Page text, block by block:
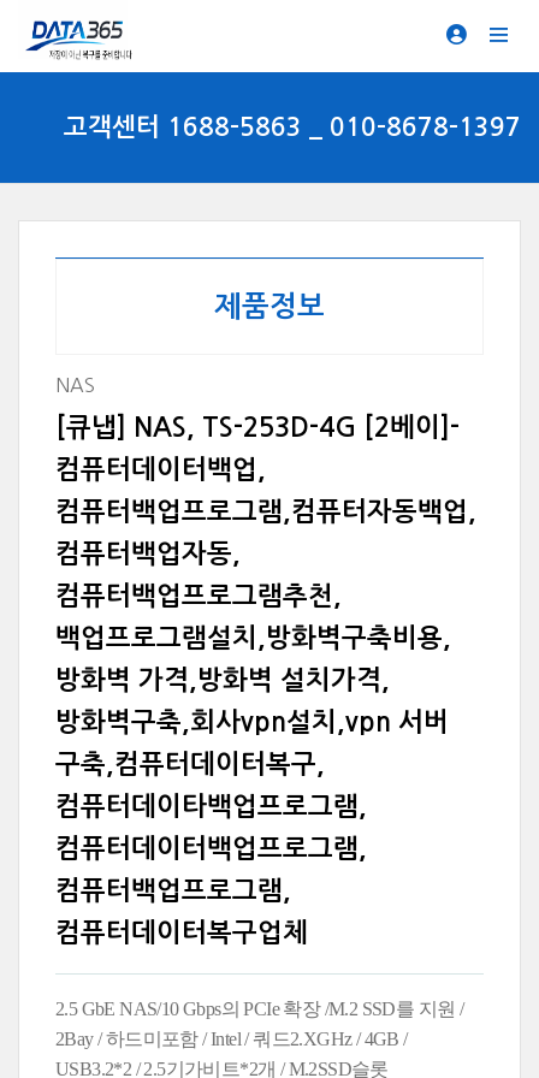
고객센터 1688-5863 _ 010-8678-1397
제품정보
NAS
[큐냅] NAS, TS-253D-4G [2베이]-
컴퓨터데이터백업,
컴퓨터백업프로그램,컴퓨터자동백업,
컴퓨터백업자동,
컴퓨터백업프로그램추천,
백업프로그램설치,방화벽구축비용,
방화벽 가격,방화벽 설치가격,
방화벽구축,회사vpn설치,vpn 서버
구축,컴퓨터데이터복구,
컴퓨터데이타백업프로그램,
컴퓨터데이터백업프로그램,
컴퓨터백업프로그램,
컴퓨터데이터복구업체
2.5 GbE NAS/10 Gbps의 PCIe 확장 /M.2 SSD를 지원 /
2Bay / 하드미포함 / Intel / 쿼드2.XGHz / 4GB /
USB3.2*2 / 2.5기가비트*2개 / M.2SSD슬롯